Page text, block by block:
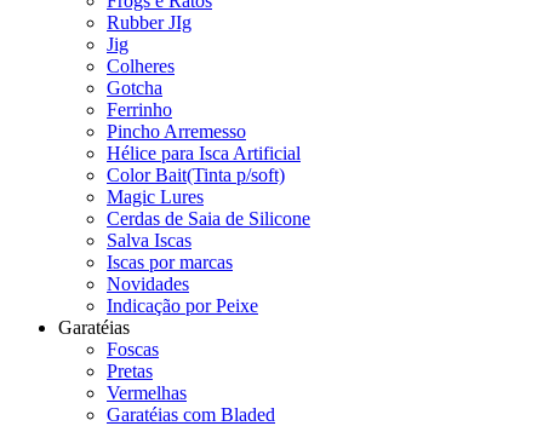
Rubber JIg
Jig
Colheres
Gotcha
Ferrinho
Pincho Arremesso
Hélice para Isca Artificial
Color Bait(Tinta p/soft)
Magic Lures
Cerdas de Saia de Silicone
Salva Iscas
Iscas por marcas
Novidades
Indicação por Peixe
Garatéias
Foscas
Pretas
Vermelhas
Garatéias com Bladed